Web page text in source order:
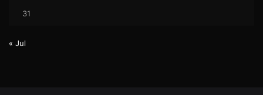
31
« Jul